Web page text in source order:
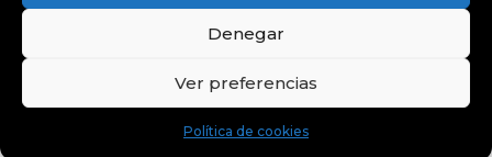
Denegar
Ver preferencias
Política de cookies
cookies no esenciales.